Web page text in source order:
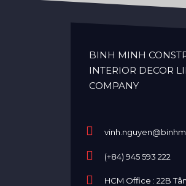
BINH MINH
INTERIOR DECOR
COMPANY
(+84) 945 593 222
HCM Office : 22B Tân